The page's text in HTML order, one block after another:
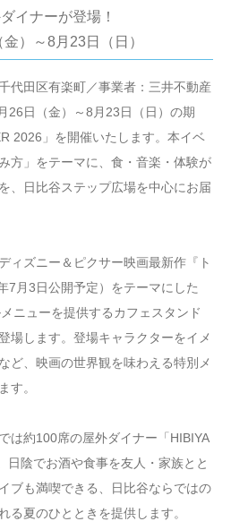
イナーが登場！
）～8月23日（日）
代田区有楽町／事業者：三井不動産
26日（金）～8月23日（日）の期
2026」を開催いたします。本イベ
方」をテーマに、食・音楽・体験が
、日比谷ステップ広場を中心にお届
ィズニー＆ピクサー映画最新作『ト
7月3日公開予定）をテーマにした
ニューを提供するカフェスタンド
場します。登場キャラクターをイメ
ど、映画の世界観を味わえる特別メ
す。
は約100席の屋外ダイナー「HIBIYA
日陰でお酒や食事を友人・家族とと
ブも満喫できる、日比谷ならではの
る夏のひとときを提供します。